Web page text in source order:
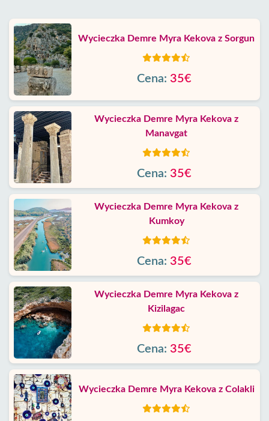
Wycieczka Demre Myra Kekova z Sorgun
Cena: 35€
Wycieczka Demre Myra Kekova z
Manavgat
Cena: 35€
Wycieczka Demre Myra Kekova z
Kumkoy
Cena: 35€
Wycieczka Demre Myra Kekova z
Kizilagac
Cena: 35€
Wycieczka Demre Myra Kekova z Colakli